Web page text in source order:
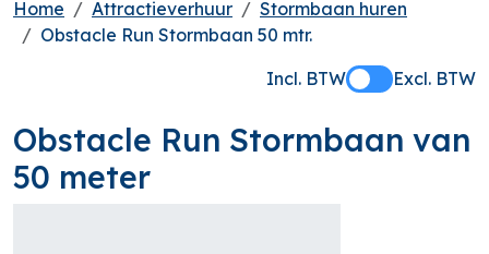
Home Attractieverhuur
Stormbaan huren
Obstacle Run Stormbaan 50 mtr.
Incl. BTW
Excl. BTW
Obstacle Run Stormbaan van
50 meter